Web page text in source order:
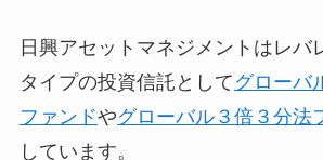
日興アセットマネジメントはレバ
タイプの投資信託として グローバ
ファンドやグローバル３倍３分法
しています。